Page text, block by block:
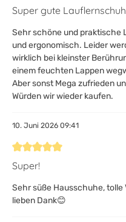
Bewertung mit 4 von 5 Sternen
Super gute
Sehr schöne und praktische
und ergonomisch. Leider
wirklich bei kleinster
einem feuchten Lappen
Aber sonst Mega zufrieden
Würden wir wieder kaufen.
10. Juni 2026 09:41
Bewertung mit 5 von 5 Sternen
Super!
Sehr süße Hausschuhe,
lieben Dank😊